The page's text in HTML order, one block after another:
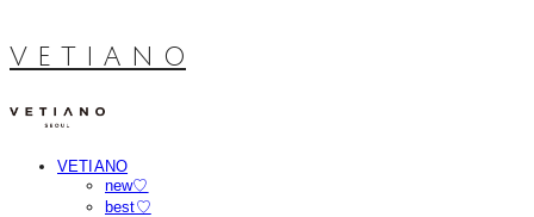
V E T I A N O
VETIANO
new♡
best♡